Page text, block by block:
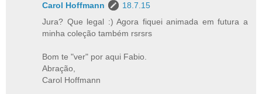
Carol Hoffmann
18.7.15
Jura? Que legal :) Agora fiquei animada em futura a
minha coleção também rsrsrs
Bom te "ver" por aqui Fabio.
Abração,
Carol Hoffmann